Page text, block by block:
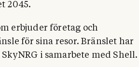
2045.
erbjuder företag och
för sina resor. Bränslet har
i samarbete med Shell.